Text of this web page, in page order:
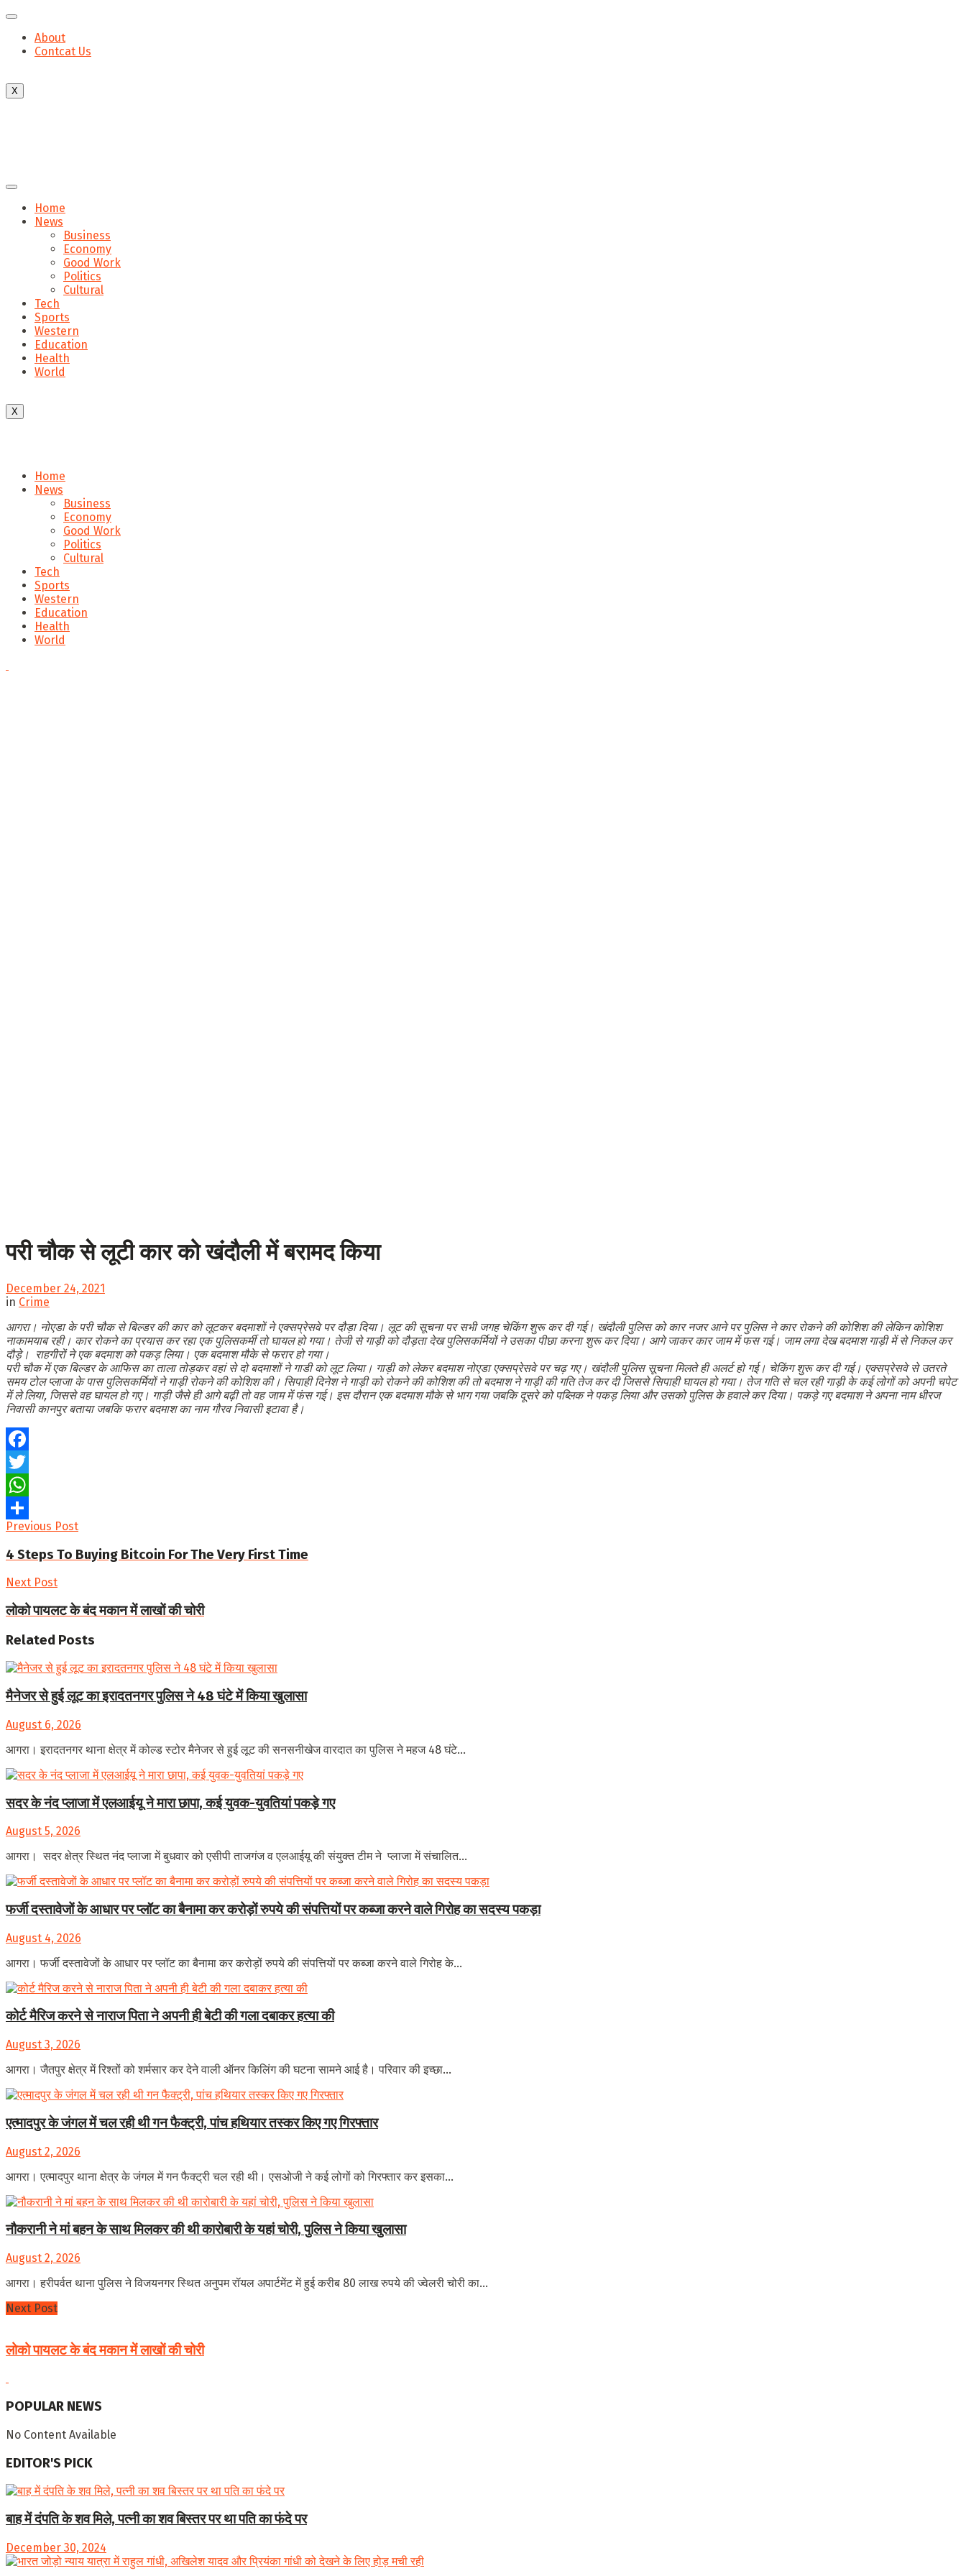
About
Contcat Us
X
Home
News
Business
Economy
Good Work
Politics
Cultural
Tech
Sports
Western
Education
Health
World
X
Home
News
Business
Economy
Good Work
Politics
Cultural
Tech
Sports
Western
Education
Health
World
परी चौक से लूटी कार को खंदौली में बरामद किया
December 24, 2021
in Crime
आगरा। नोएडा के परी चौक से बिल्डर की कार को लूटकर बदमाशों ने एक्सप्रेसवे पर दौड़ा दिया। लूट की सूचना पर सभी जगह चेकिंग शुरू कर दी गई। खंदौली पुलिस को कार नजर आने पर पुलिस ने कार रोकने की कोशिश की लेकिन कोशिश
नाकामयाब रही। कार रोकने का प्रयास कर रहा एक पुलिसकर्मी तो घायल हो गया। तेजी से गाड़ी को दौड़ता देख पुलिसकर्मियों ने उसका पीछा करना शुरू कर दिया। आगे जाकर कार जाम में फस गई। जाम लगा देख बदमाश गाड़ी में से निकल कर
दौड़े। राहगीरों ने एक बदमाश को पकड़ लिया। एक बदमाश मौके से फरार हो गया।
परी चौक में एक बिल्डर के आफिस का ताला तोड़कर वहां से दो बदमाशों ने गाडी को लूट लिया। गाड़ी को लेकर बदमाश नोएडा एक्सप्रेसवे पर चढ़ गए। खंदौली पुलिस सूचना मिलते ही अलर्ट हो गई। चेकिंग शुरू कर दी गई। एक्सप्रेसवे से उतरते
समय टोल प्लाजा के पास पुलिसकर्मियों ने गाड़ी रोकने की कोशिश की। सिपाही दिनेश ने गाड़ी को रोकने की कोशिश की तो बदमाश ने गाड़ी की गति तेज कर दी जिससे सिपाही घायल हो गया। तेज गति से चल रही गाड़ी के कई लोगों को अपनी चपेट
में ले लिया, जिससे वह घायल हो गए। गाड़ी जैसे ही आगे बढ़ी तो वह जाम में फंस गई। इस दौरान एक बदमाश मौके से भाग गया जबकि दूसरे को पब्लिक ने पकड़ लिया और उसको पुलिस के हवाले कर दिया। पकड़े गए बदमाश ने अपना नाम धीरज
निवासी कानपुर बताया जबकि फरार बदमाश का नाम गौरव निवासी इटावा है।
Facebook
Twitter
WhatsApp
Share
Previous Post
4 Steps To Buying Bitcoin For The Very First Time
Next Post
लोको पायलट के बंद मकान में लाखों की चोरी
Related Posts
मैनेजर से हुई लूट का इरादतनगर पुलिस ने 48 घंटे में किया खुलासा
August 6, 2026
आगरा। इरादतनगर थाना क्षेत्र में कोल्ड स्टोर मैनेजर से हुई लूट की सनसनीखेज वारदात का पुलिस ने महज 48 घंटे...
सदर के नंद प्लाजा में एलआईयू ने मारा छापा, कई युवक-युवतियां पकड़े गए
August 5, 2026
आगरा। सदर क्षेत्र स्थित नंद प्लाजा में बुधवार को एसीपी ताजगंज व एलआईयू की संयुक्त टीम ने प्लाजा में संचालित...
फर्जी दस्तावेजों के आधार पर प्लॉट का बैनामा कर करोड़ों रुपये की संपत्तियों पर कब्जा करने वाले गिरोह का सदस्य पकड़ा
August 4, 2026
आगरा। फर्जी दस्तावेजों के आधार पर प्लॉट का बैनामा कर करोड़ों रुपये की संपत्तियों पर कब्जा करने वाले गिरोह के...
कोर्ट मैरिज करने से नाराज पिता ने अपनी ही बेटी की गला दबाकर हत्या की
August 3, 2026
आगरा। जैतपुर क्षेत्र में रिश्तों को शर्मसार कर देने वाली ऑनर किलिंग की घटना सामने आई है। परिवार की इच्छा...
एत्मादपुर के जंगल में चल रही थी गन फैक्ट्री, पांच हथियार तस्कर किए गए गिरफ्तार
August 2, 2026
आगरा। एत्मादपुर थाना क्षेत्र के जंगल में गन फैक्ट्री चल रही थी। एसओजी ने कई लोगों को गिरफ्तार कर इसका...
नौकरानी ने मां बहन के साथ मिलकर की थी कारोबारी के यहां चोरी, पुलिस ने किया खुलासा
August 2, 2026
आगरा। हरीपर्वत थाना पुलिस ने विजयनगर स्थित अनुपम रॉयल अपार्टमेंट में हुई करीब 80 लाख रुपये की ज्वेलरी चोरी का...
Next Post
लोको पायलट के बंद मकान में लाखों की चोरी
POPULAR NEWS
No Content Available
EDITOR'S PICK
बाह में दंपति के शव मिले, पत्नी का शव बिस्तर पर था पति का फंदे पर
December 30, 2024